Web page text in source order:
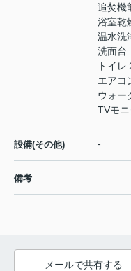
追焚機
浴室乾
温水洗
洗面台
トイレ
エアコ
ウォー
TVモ
設備(その他) -
備考
メールで共有する